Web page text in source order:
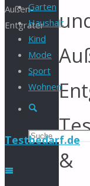
Garten
Haushalt
Kind
Mode
Sport
Wohnen
Suche
Suchen
Testbedarf.de
Außen-
Entgrater
&